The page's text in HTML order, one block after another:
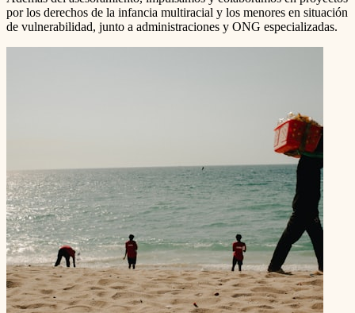
por los derechos de la infancia multiracial y los menores en situación
de vulnerabilidad, junto a administraciones y ONG especializadas.